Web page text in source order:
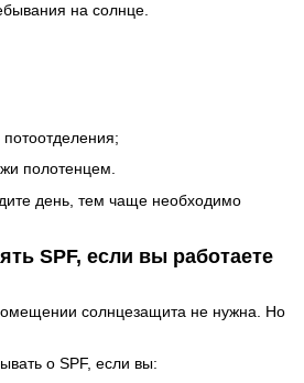
на солнце.
потоотделения;
полотенцем.
день, тем чаще необходимо
SPF, если вы работаете
солнцезащита не нужна. Но
о SPF, если вы: